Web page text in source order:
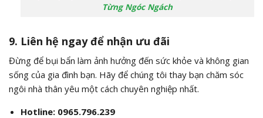
Từng Ngóc Ngách
9. Liên hệ ngay để nhận ưu đãi
Đừng để bụi bẩn làm ảnh hưởng đến sức khỏe và không gian
sống của gia đình bạn. Hãy để chúng tôi thay bạn chăm sóc
ngôi nhà thân yêu một cách chuyên nghiệp nhất.
Hotline: 0965.796.239